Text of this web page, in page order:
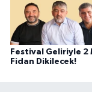
Festival Geliriyle 2
Fidan Dikilecek!